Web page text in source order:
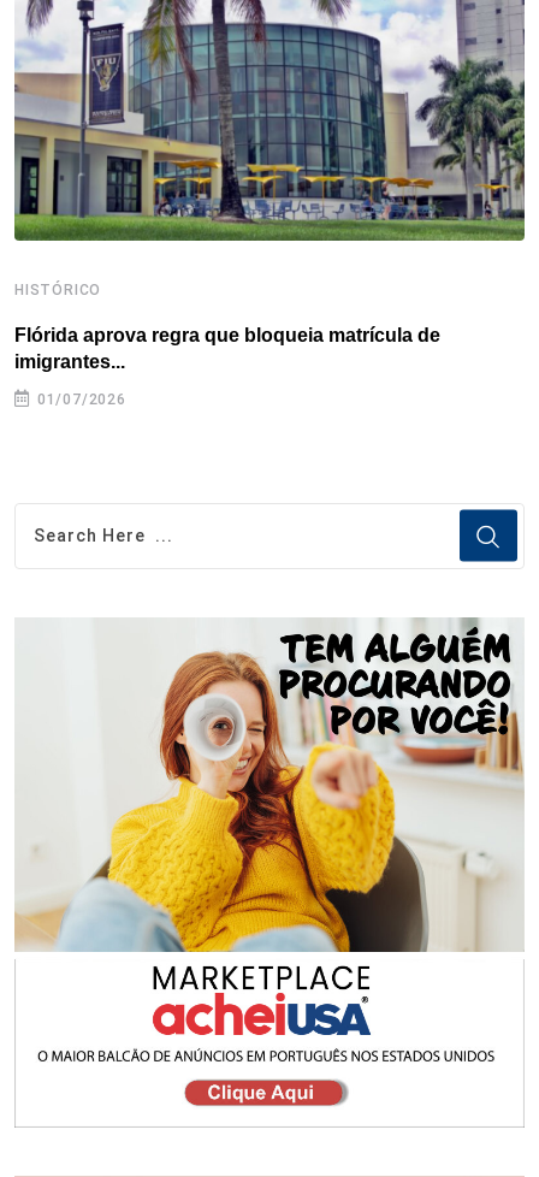
o
k
r I
n
e
s
s p
p
HISTÓRICO
Flórida aprova regra que bloqueia matrícula de
imigrantes...
01/07/2026